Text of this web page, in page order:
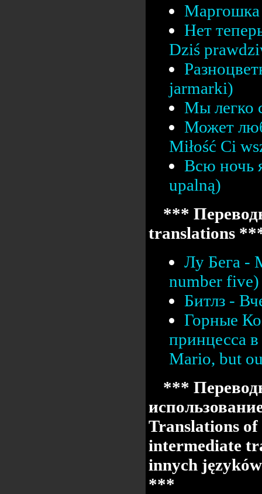
Маргошка
Нет
Dziś
jarmarki)
Мы легко
Может
Miłość Ci
Всю ночь
upalną)
***
translations
Лу Бега -
number five)
Битлз -
Горные
принцесса
Mario, but
***
Translations of
intermediate
innych
***